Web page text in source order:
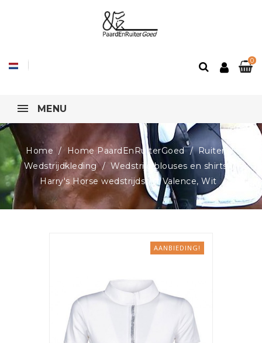
0
MENU
Home Home PaardEnRuiterGoed
Ruiter
Wedstrijdkleding
Wedstrijd blouses en shirts
Harry's Horse wedstrijdshirt Valence, Wit
AANBIEDING!